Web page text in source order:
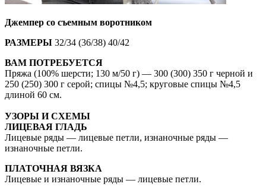
Джемпер со съемным воротником
РАЗМЕРЫ 32/34 (36/38) 40/42
ВАМ ПОТРЕБУЕТСЯ
Пряжа (100% шерсти; 130 м/50 г) — 300 (300) 350 г черной и
250 (250) 300 г серой; спицы №4,5; круговые спицы №4,5
длиной 60 см.
УЗОРЫ И СХЕМЫ
ЛИЦЕВАЯ ГЛАДЬ
Лицевые ряды — лицевые петли, изнаночные ряды —
изнаночные петли.
ПЛАТОЧНАЯ ВЯЗКА
Лицевые и изнаночные ряды — лицевые петли.